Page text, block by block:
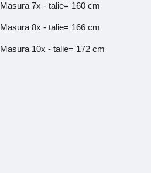
Masura 7x - talie= 160 cm
Masura 8x - talie= 166 cm
Masura 10x - talie= 172 cm